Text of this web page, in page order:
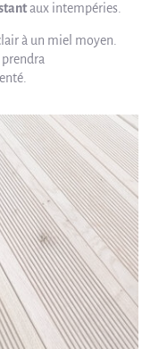
aux intempéries.
à un miel moyen.